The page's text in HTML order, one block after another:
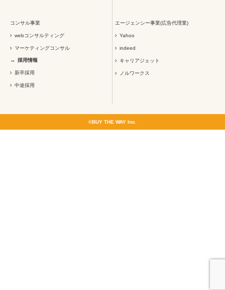
コンサル事業
webコンサルティング
マーケティングコンサル
エージェンシー事業(広告代理業)
Yahoo
indeed
キャリアジェット
ノルワークス
採用情報
新卒採用
中途採用
©BUY THE WAY Inc.